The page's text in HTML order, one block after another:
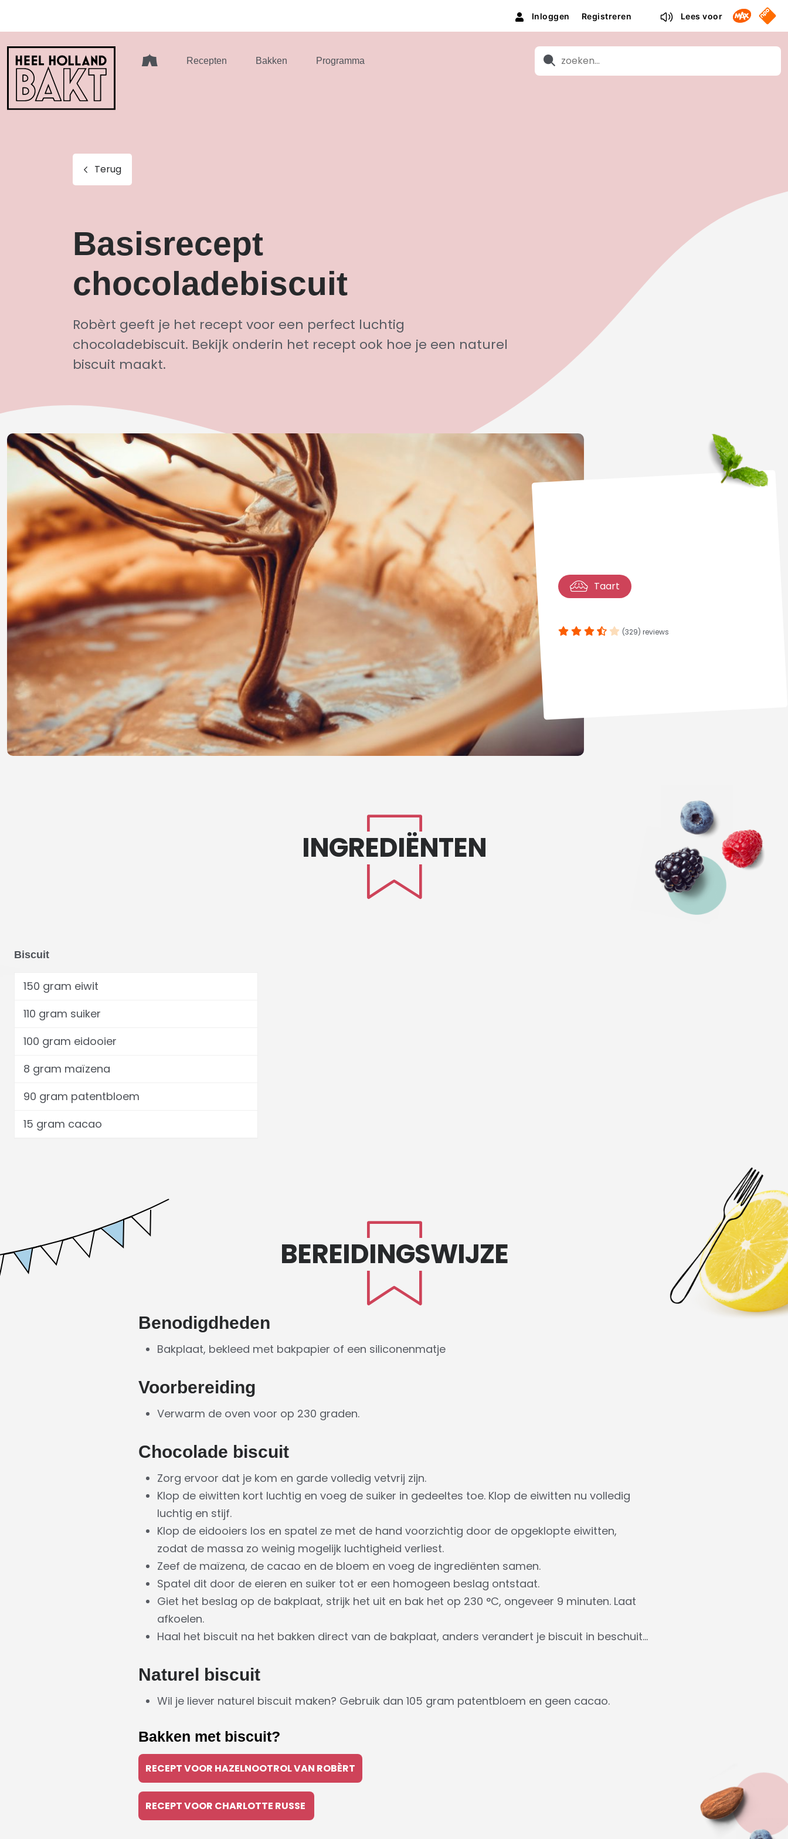
Inloggen Registreren Lees voor Omroep
NPO
Heel
Holland
Bakt
Recepten Bakken Programma
ZoekenZoeken
Terug
Basisrecept
chocoladebiscuit
Robèrt geeft je het recept voor een perfect luchtig
chocoladebiscuit. Bekijk onderin het recept ook hoe je een naturel
biscuit maakt.
Taart
(329) reviews
INGREDIËNTEN
Biscuit
150 gram eiwit
110 gram suiker
100 gram eidooier
8 gram maïzena
90 gram patentbloem
15 gram cacao
BEREIDINGSWIJZE
Benodigdheden
Bakplaat, bekleed met bakpapier of een siliconenmatje
Voorbereiding
Verwarm de oven voor op 230 graden.
Chocolade biscuit
Zorg ervoor dat je kom en garde volledig vetvrij zijn.
Klop de eiwitten kort luchtig en voeg de suiker in gedeeltes toe. Klop de eiwitten nu volledig
luchtig en stijf.
Klop de eidooiers los en spatel ze met de hand voorzichtig door de opgeklopte eiwitten,
zodat de massa zo weinig mogelijk luchtigheid verliest.
Zeef de maïzena, de cacao en de bloem en voeg de ingrediënten samen.
Spatel dit door de eieren en suiker tot er een homogeen beslag ontstaat.
Giet het beslag op de bakplaat, strijk het uit en bak het op 230 °C, ongeveer 9 minuten. Laat
afkoelen.
Haal het biscuit na het bakken direct van de bakplaat, anders verandert je biscuit in beschuit…
Naturel biscuit
Wil je liever naturel biscuit maken? Gebruik dan 105 gram patentbloem en geen cacao.
Bakken met biscuit?
RECEPT VOOR HAZELNOOTROL VAN ROBÈRT
RECEPT VOOR CHARLOTTE RUSSE